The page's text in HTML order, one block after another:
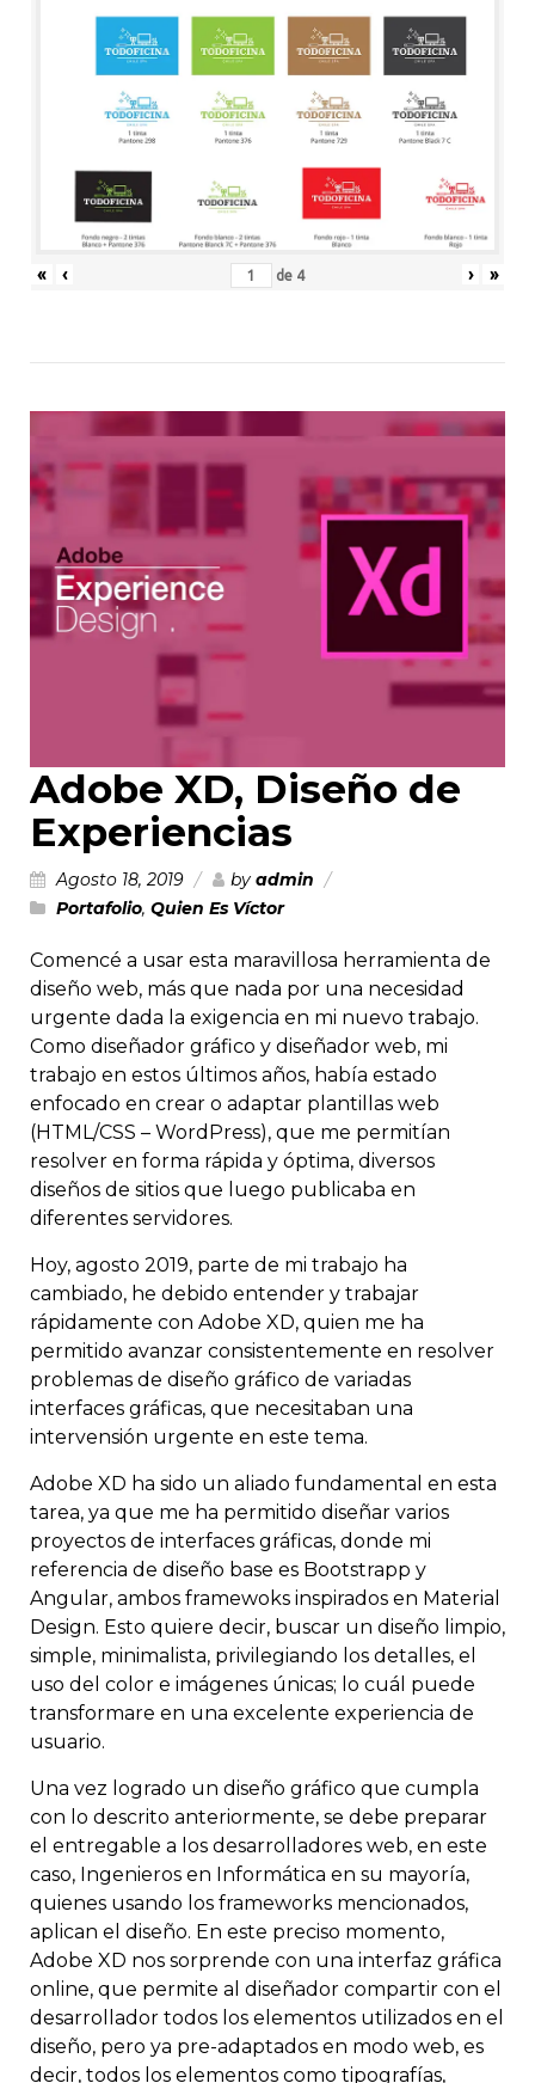
« ‹ de 4 › »
Adobe XD, Diseño de
Experiencias
Agosto 18, 2019 by admin
Portafolio, Quien Es Víctor
Comencé a usar esta maravillosa herramienta de
diseño web, más que nada por una necesidad
urgente dada la exigencia en mi nuevo trabajo.
Como diseñador gráfico y diseñador web, mi
trabajo en estos últimos años, había estado
enfocado en crear o adaptar plantillas web
(HTML/CSS – WordPress), que me permitían
resolver en forma rápida y óptima, diversos
diseños de sitios que luego publicaba en
diferentes servidores.
Hoy, agosto 2019, parte de mi trabajo ha
cambiado, he debido entender y trabajar
rápidamente con Adobe XD, quien me ha
permitido avanzar consistentemente en resolver
problemas de diseño gráfico de variadas
interfaces gráficas, que necesitaban una
intervensión urgente en este tema.
Adobe XD ha sido un aliado fundamental en esta
tarea, ya que me ha permitido diseñar varios
proyectos de interfaces gráficas, donde mi
referencia de diseño base es Bootstrapp y
Angular, ambos framewoks inspirados en Material
Design. Esto quiere decir, buscar un diseño limpio,
simple, minimalista, privilegiando los detalles, el
uso del color e imágenes únicas; lo cuál puede
transformare en una excelente experiencia de
usuario.
Una vez logrado un diseño gráfico que cumpla
con lo descrito anteriormente, se debe preparar
el entregable a los desarrolladores web, en este
caso, Ingenieros en Informática en su mayoría,
quienes usando los frameworks mencionados,
aplican el diseño. En este preciso momento,
Adobe XD nos sorprende con una interfaz gráfica
online, que permite al diseñador compartir con el
desarrollador todos los elementos utilizados en el
diseño, pero ya pre-adaptados en modo web, es
decir, todos los elementos como tipografías,